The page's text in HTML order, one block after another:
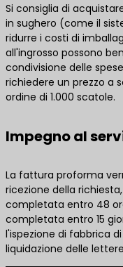
Si consiglia di
in sughero (come il
ridurre i costi di
all'ingrosso possono
condivisione delle
richiedere un prezzo a
ordine di 1.000 scatole.
Impegno al
La fattura proforma
ricezione della
completata entro 48
completata entro 15
l'ispezione di fabbrica
liquidazione delle